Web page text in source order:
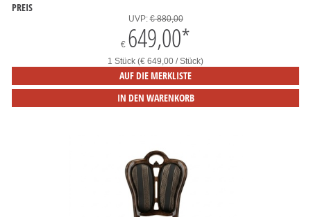
PREIS
UVP:€ 880,00
€ 649,00*
1 Stück (€ 649,00 / Stück)
AUF DIE MERKLISTE
IN DEN WARENKORB